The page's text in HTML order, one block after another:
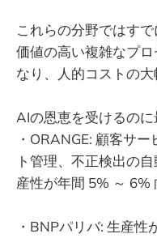
これらの分野ではす
価値の高い複雑なプ
なり、人的コストの大
AIの恩恵を受けるの
・ORANGE: 顧客サ
ト管理、不正検出の
産性が年間 5% ～ 6%
・BNPパリバ: 生産